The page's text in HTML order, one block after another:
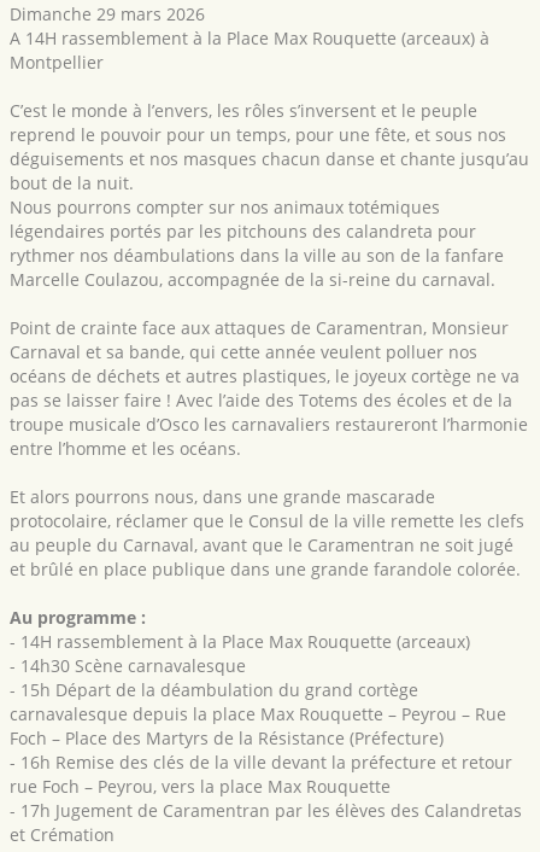
Dimanche 29 mars 2026
A 14H rassemblement à la Place Max Rouquette (arceaux) à
Montpellier
C’est le monde à l’envers, les rôles s’inversent et le peuple
reprend le pouvoir pour un temps, pour une fête, et sous nos
déguisements et nos masques chacun danse et chante jusqu’au
bout de la nuit.
Nous pourrons compter sur nos animaux totémiques
légendaires portés par les pitchouns des calandreta pour
rythmer nos déambulations dans la ville au son de la fanfare
Marcelle Coulazou, accompagnée de la si-reine du carnaval.
Point de crainte face aux attaques de Caramentran, Monsieur
Carnaval et sa bande, qui cette année veulent polluer nos
océans de déchets et autres plastiques, le joyeux cortège ne va
pas se laisser faire ! Avec l’aide des Totems des écoles et de la
troupe musicale d’Osco les carnavaliers restaureront l’harmonie
entre l’homme et les océans.
Et alors pourrons nous, dans une grande mascarade
protocolaire, réclamer que le Consul de la ville remette les clefs
au peuple du Carnaval, avant que le Caramentran ne soit jugé
et brûlé en place publique dans une grande farandole colorée.
Au programme :
- 14H rassemblement à la Place Max Rouquette (arceaux)
- 14h30 Scène carnavalesque
- 15h Départ de la déambulation du grand cortège
carnavalesque depuis la place Max Rouquette – Peyrou – Rue
Foch – Place des Martyrs de la Résistance (Préfecture)
- 16h Remise des clés de la ville devant la préfecture et retour
rue Foch – Peyrou, vers la place Max Rouquette
- 17h Jugement de Caramentran par les élèves des Calandretas
et Crémation